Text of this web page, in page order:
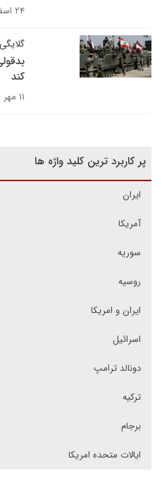
۲۴ اسفند ۱۳۹۴
کند
۱۱ مهر ۱۳۹۳
پر کاربرد ترین کلید واژه ها
ایران
آمریکا
سوریه
روسیه
ایران و امریکا
اسرائیل
دونالد ترامپ
ترکیه
برجام
ایالات متحده امریکا